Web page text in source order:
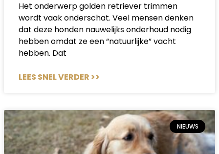
Het onderwerp golden retriever trimmen
wordt vaak onderschat. Veel mensen denken
dat deze honden nauwelijks onderhoud nodig
hebben omdat ze een “natuurlijke” vacht
hebben. Dat
LEES SNEL VERDER >>
NIEUWS